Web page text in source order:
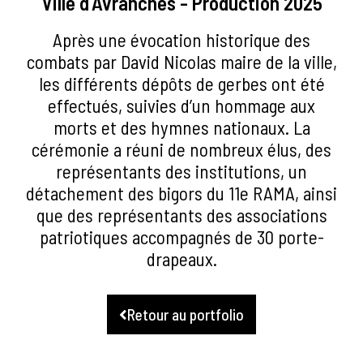
Après une évocation historique des
combats par David Nicolas maire de la ville,
les différents dépôts de gerbes ont été
effectués, suivies d’un hommage aux
morts et des hymnes nationaux. La
cérémonie a réuni de nombreux élus, des
représentants des institutions, un
détachement des bigors du 11e RAMA, ainsi
que des représentants des associations
patriotiques accompagnés de 30 porte-
drapeaux.
Retour au portfolio